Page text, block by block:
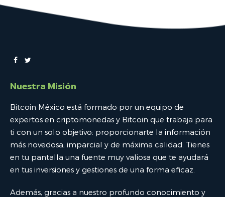
Nuestra Misión
Bitcoin México está formado por un equipo de
expertos en criptomonedas y Bitcoin que trabaja para
ti con un solo objetivo: proporcionarte la información
más novedosa, imparcial y de máxima calidad. Tienes
en tu pantalla una fuente muy valiosa que te ayudará
en tus inversiones y gestiones de una forma eficaz.
Además, gracias a nuestro profundo conocimiento y